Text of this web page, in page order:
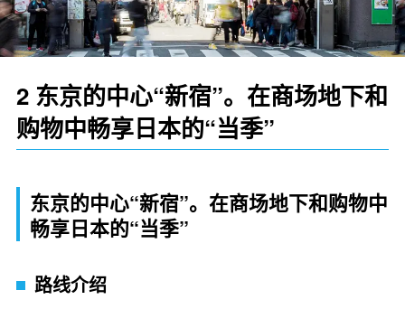
2 东京的中心“新宿”。在商场地下和
购物中畅享日本的“当季”
东京的中心“新宿”。在商场地下和购物中
畅享日本的“当季”
路线介绍